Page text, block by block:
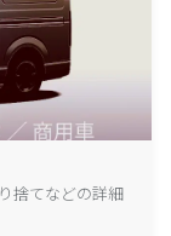
捨てなどの詳細